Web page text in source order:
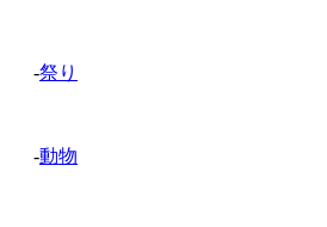
-祭り
-動物